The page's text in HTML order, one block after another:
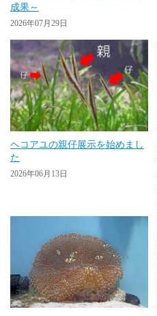
成果～
2026年07月29日
ヘコアユの親仔展示を始めまし
た
2026年06月13日